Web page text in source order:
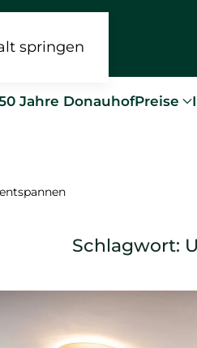
springen
Jahre DonauhofPreise
Schlagwort: